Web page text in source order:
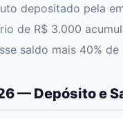
depositado pela
de R$ 3.000
saldo mais 40%
— Depósito e